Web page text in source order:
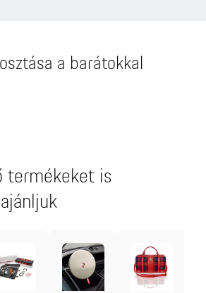
a barátokkal
termékeket is